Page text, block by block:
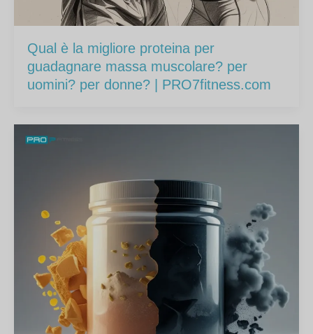
Qual è la migliore proteina per
guadagnare massa muscolare? per
uomini? per donne? | PRO7fitness.com